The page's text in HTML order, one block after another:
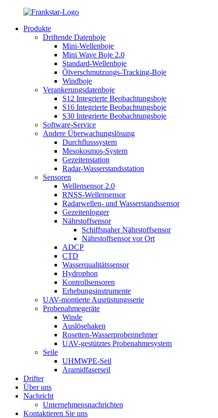
Produkte
Driftende Datenboje
Mini-Wellenboje
Mini Wave Boje 2.0
Standard-Wellenboje
Ölverschmutzungs-Tracking-Boje
Windboje
Verankerungsdatenboje
S12 Integrierte Beobachtungsboje
S16 Integrierte Beobachtungsboje
S30 Integrierte Beobachtungsboje
Software-Service
Andere Überwachungslösung
Durchflusssystem
Mesokosmos-System
Gezeitenstation
Radar-Wasserstandsstation
Sensoren
Wellensensor 2.0
RNSS-Wellensensor
Radarwellen- und Wasserstandssensor
Gezeitenlogger
Nährstoffsensor
Schiffsnaher Nährstoffsensor
Nährstoffsensor vor Ort
ADCP
CTD
Wasserqualitätssensor
Hydrophon
Kontrollsensoren
Erhebungsinstrumente
UAV-montierte Ausrüstungsserie
Probenahmegeräte
Winde
Auslösehaken
Rosetten-Wasserprobennehmer
UAV-gestütztes Probenahmesystem
Seile
UHMWPE-Seil
Aramidfaserseil
Drifter
Über uns
Nachricht
Unternehmensnachrichten
Kontaktieren Sie uns